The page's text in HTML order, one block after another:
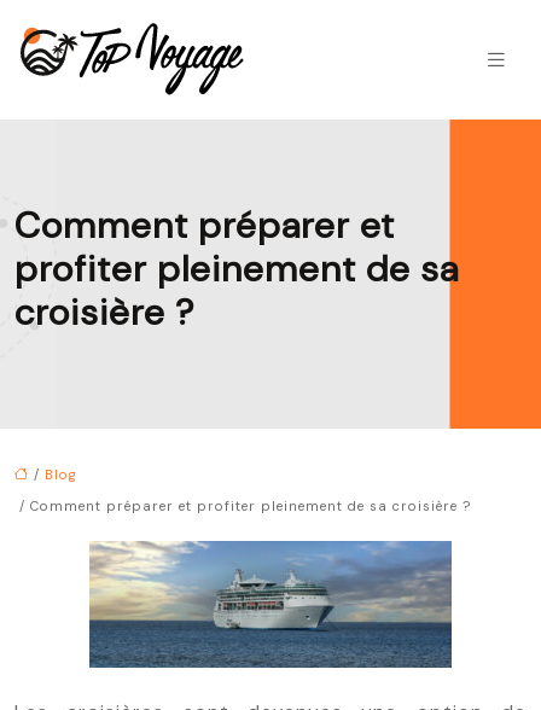
Comment préparer et
profiter pleinement de sa
croisière ?
/ Blog
/ Comment préparer et profiter pleinement de sa croisière ?